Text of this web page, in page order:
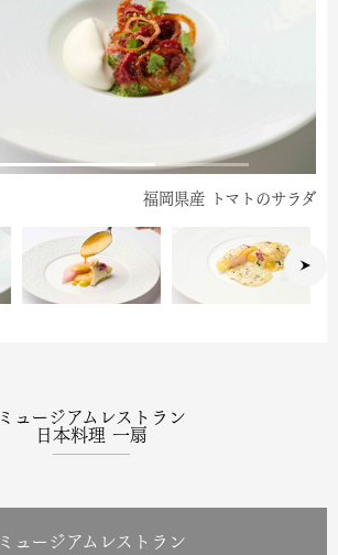
福岡県産 トマトのサラダ
金目鯛のポシェ
ミュージアムレストラン
日本料理 一扇
ミュージアムレストラン